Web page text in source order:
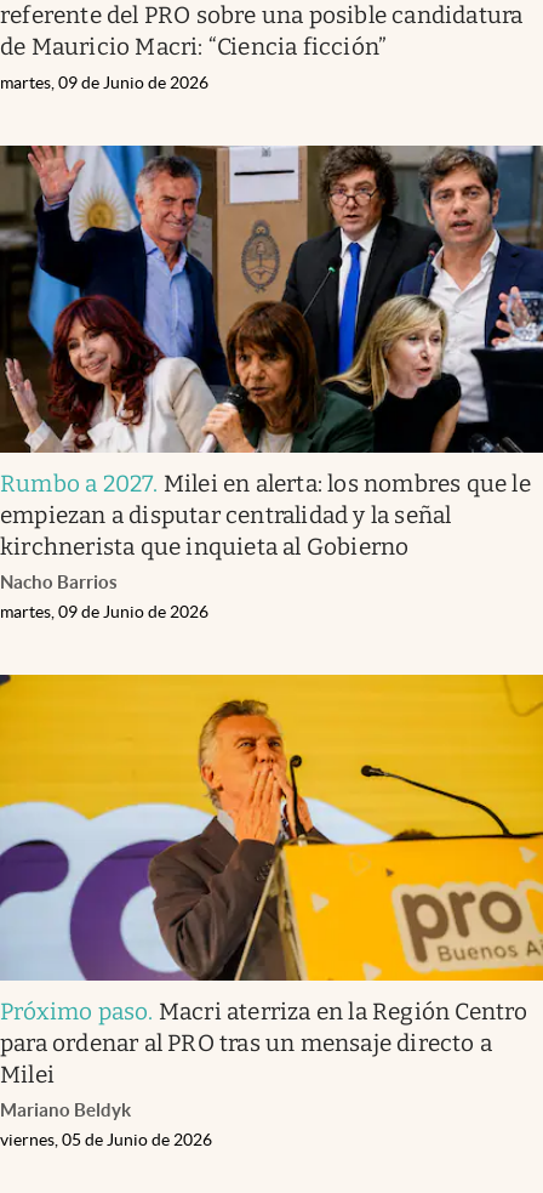
referente del PRO sobre una posible candidatura
de Mauricio Macri: “Ciencia ficción”
martes, 09 de Junio de 2026
Rumbo a 2027. Milei en alerta: los nombres que le
empiezan a disputar centralidad y la señal
kirchnerista que inquieta al Gobierno
Nacho Barrios
martes, 09 de Junio de 2026
Próximo paso. Macri aterriza en la Región Centro
para ordenar al PRO tras un mensaje directo a
Milei
Mariano Beldyk
viernes, 05 de Junio de 2026